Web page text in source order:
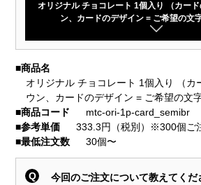
オリジナル チョコレート 1個入り （カー
ン、カードのデザイン = ご希望の文
■商品名
オリジナル チョコレート 1個入り （カ
ウン、カードのデザイン = ご希望の文字
■商品コード
mtc-ori-1p-card_semibr
■参考単価
333.3円（税別）※300個ご
■最低注文数 30個〜
Q 今回のご注文について教えてくだ